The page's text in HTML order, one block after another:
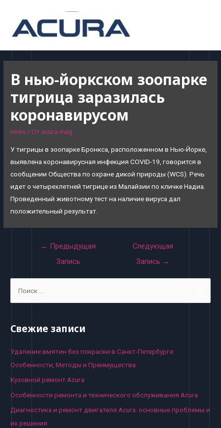
В нью-йоркском зоопарке
тигрица заразилась
коронавирусом
news/ От acura-mag
У тигрицы в зоопарке Бронкса, расположенном в Нью-Йорке,
выявлена коронавирусная инфекция COVID-19, говорится в
сообщении Общества по охране дикой природы (WCS). Речь
идет о четырехлетней тигрице из Малайзии по кличке Надиа.
Проведенный животному тест на наличие вируса дал
положительный результат.
Навигация
← Предыдущая
Запись
Следующая
Запись →
r
h
f
o
Свежие записи
Удаление вмятин без покраски в Санкт-Петербурге:
Особенности, Методы и Преимущества
Кузовной ремонт Acura
Особенности ремонта и технического обслуживания Acura
Диагностика и ремонт двигателя Acura: основные проблемы и
их решения